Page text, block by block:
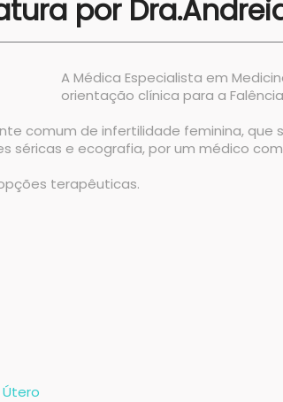
por
A Médica Especialista em
orientação clínica para a
comum de infertilidade feminina,
e ecografia, por um médico
terapêuticas.